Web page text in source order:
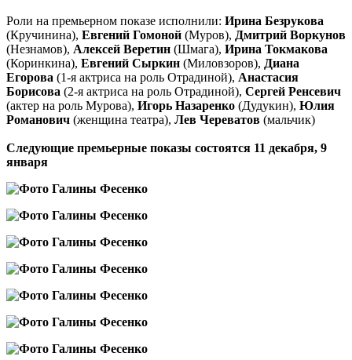
Роли на премьерном показе исполнили: Ирина Безрукова
(Кручинина), Евгений Гомоной (Муров), Дмитрий Воркунов
(Незнамов), Алексей Веретин (Шмага), Ирина Токмакова
(Коринкина), Евгений Сыркин (Миловзоров), Диана
Егорова (1-я актриса на роль Отрадиной), Анастасия
Борисова (2-я актриса на роль Отрадиной), Сергей Ренсевич
(актер на роль Мурова), Игорь Назаренко (Дудукин), Юлия
Романович (женщина театра), Лев Череватов (мальчик)
Следующие премьерные показы состоятся 11 декабря, 9
января